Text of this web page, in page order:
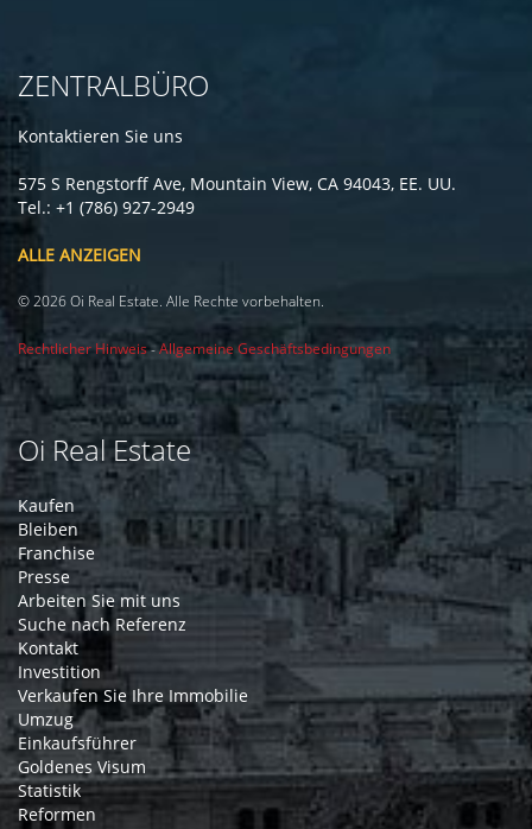
ZENTRALBÜRO
Kontaktieren Sie uns
575 S Rengstorff Ave, Mountain View, CA 94043, EE. UU.
Tel.: +1 (786) 927-2949
ALLE ANZEIGEN
© 2026 Oi Real Estate. Alle Rechte vorbehalten.
Rechtlicher Hinweis-Allgemeine Geschäftsbedingungen
Oi Real Estate
Kaufen
Bleiben
Franchise
Presse
Arbeiten Sie mit uns
Suche nach Referenz
Kontakt
Investition
Verkaufen Sie Ihre Immobilie
Umzug
Einkaufsführer
Goldenes Visum
Statistik
Reformen